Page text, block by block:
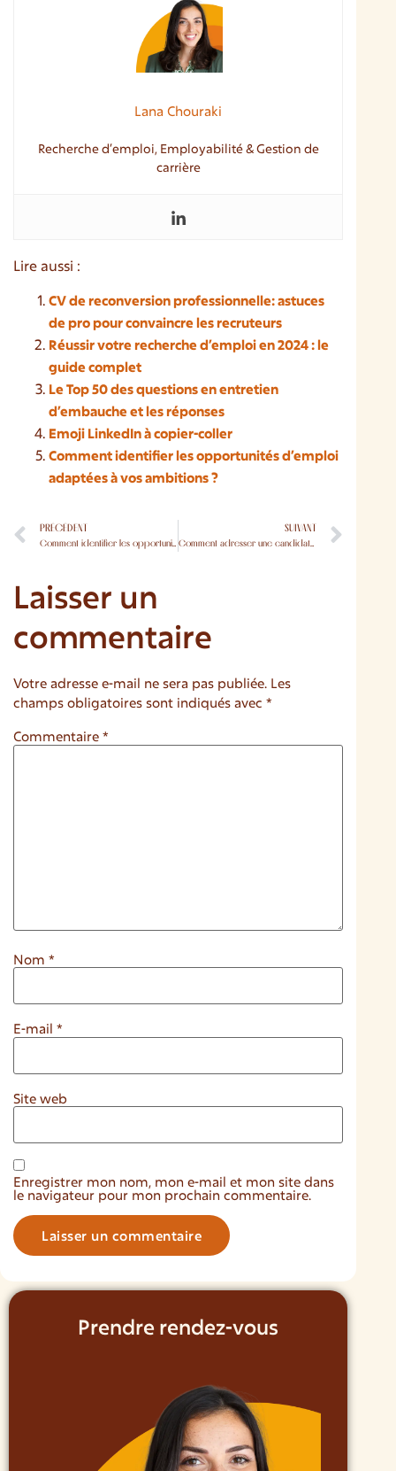
Lana Chouraki
Recherche d’emploi, Employabilité & Gestion de
carrière
Lire aussi :
CV de reconversion professionnelle: astuces
de pro pour convaincre les recruteurs
Réussir votre recherche d’emploi en 2024 : le
guide complet
Le Top 50 des questions en entretien
d’embauche et les réponses
Emoji LinkedIn à copier-coller
Comment identifier les opportunités d’emploi
adaptées à vos ambitions ?
PRÉCÉDENT
Comment identifier les opportunités d’emploi adaptées à vos ambitions ?
SUIVANT
Comment adresser une candidature spontanée par mail ?
Laisser un
commentaire
Votre adresse e-mail ne sera pas publiée. Les
champs obligatoires sont indiqués avec *
Commentaire *
Nom *
E-mail *
Site web
Enregistrer mon nom, mon e-mail et mon site dans
le navigateur pour mon prochain commentaire.
Prendre rendez-vous